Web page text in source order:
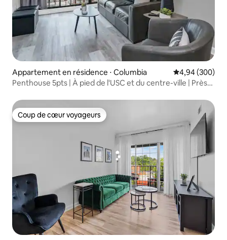
Appartement en résidence ⋅ Columbia Évaluation
4,94 (300)
Penthouse 5pts | À pied de l'USC et du centre-ville | Près
Coup de cœur voyageurs
Coup de cœur voyageurs